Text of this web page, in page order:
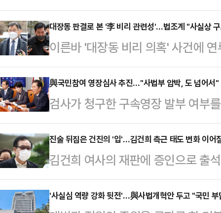
재청구할 것으로 보인다. 앞서 법원
결과에 따라 특검팀의 수사 동력이
해소되지 않은 상황에서 재청구로
인멸이나 도주 우려를 새로 입증하
측이 나온다.4일 법조계에 따르면
대한 구속영장을 재청구할 예정이
관련자들의 …
대장동 판결로 본 '李 비리 관련성'…법조계 "사실상
이른바 '대장동 비리 의혹' 사건에
서 중형이 선고됐다. 서울중앙지법
전 민주당 정무조정실장을 민간업
판단했다.판결문 곳곳에는 성남시
당시 시장이었던 이 대통령이 이를
담겼다. 이를 두고 법조계 안팎에서
시사한 것과 다르지 않다"는 평가
법 형사합의22부(재…
與국민참여 영장심사 추진…"사법부 압박, 도 넘어
검사가 청구한 구속영장 발부 여부
(구속영장 실질심사)에 일반 국민
당에서 발의됐다. 이를 두고 법조계
우려의 목소리를 내고 있다.29일
택 민주당 의원은 지난 28일 '구속
대표로 발의했다.해당 법안은 전국
진술 뒤집은 건진의 '입'…김건희 측근 태도 변화 이
김건희 여사의 재판에 증인으로 출
받은 명품 가방과 고가의 목걸이를
다"는 대답까지 들었다고 증언했다
'사실심 역량 강화 뒷전'…與사법개혁안 두고 "국민